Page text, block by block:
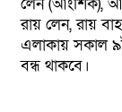
লেন (আংশিক),
রায় লেন, রায়
এলাকায় সকাল
বন্ধ থাকবে।